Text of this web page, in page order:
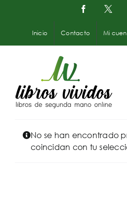
contenido
Facebook
X
Inicio Contacto Mi
No se han encontrado
coincidan con tu